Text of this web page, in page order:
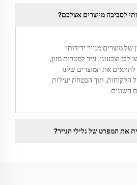
לסביבה מייצרים אצלכם?
של מוצרים מנייר ידידותי
לבן וצבעוני, נייר למטרות מזון,
להתאים את המוצרים שלנו
הלקוחות, תוך הבטחת יעילות
השונים.
את המפרט של גלילי הנייר?